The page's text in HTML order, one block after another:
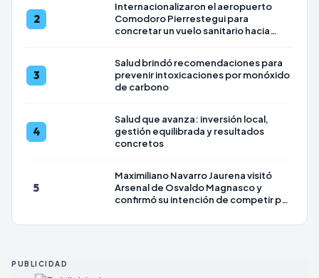
2
Internacionalizaron el aeropuerto
Comodoro Pierrestegui para
concretar un vuelo sanitario hacia
3
Salud brindó recomendaciones para
prevenir intoxicaciones por monóxido
de carbono
4
Salud que avanza: inversión local,
gestión equilibrada y resultados
concretos
5
Maximiliano Navarro Jaurena visitó
Arsenal de Osvaldo Magnasco y
confirmó su intención de competir por
PUBLICIDAD